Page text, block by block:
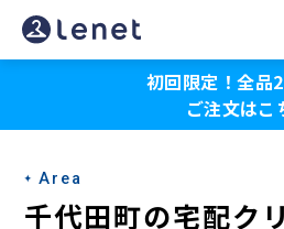
千
代
町
の
宅
初回限定！全品
ご注文はこ
Area
千代田町の宅配ク